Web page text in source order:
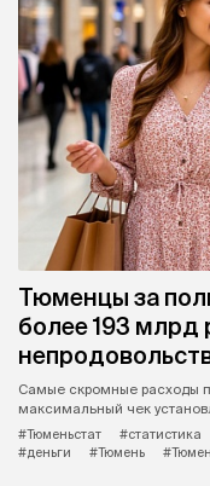
Тюменцы за
более 193 млрд
Самые скромные расходы
максимальный чек
#Тюменьстат
#статистика
#деньги
#Тюмень